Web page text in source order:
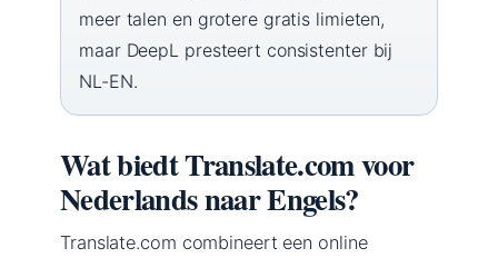
meer talen en grotere gratis limieten,
maar DeepL presteert consistenter bij
NL-EN.
Wat biedt Translate.com voor
Nederlands naar Engels?
Translate.com combineert een online